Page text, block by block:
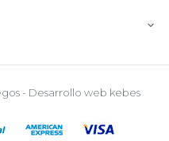

- Desarrollo web kebes